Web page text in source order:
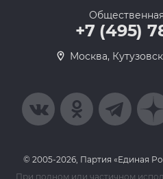
+7 (495)
Москва,
© 2005-2026, Партия «Единая
При полном или частичном